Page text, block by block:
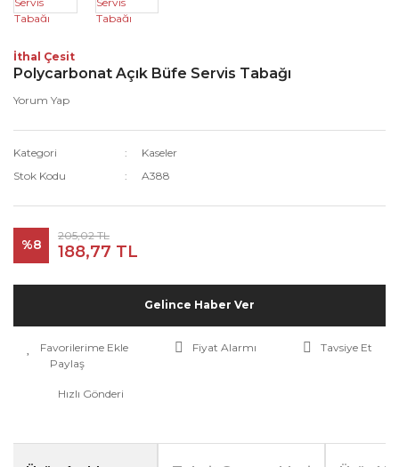
İthal Çesit
Polycarbonat Açık Büfe Servis Tabağı
Yorum Yap
Kategori
Kaseler
Stok Kodu
A388
%8
205,02 TL
188,77 TL
Gelince Haber Ver
Fiyat Alarmı
Tavsiye Et
Paylaş
Hızlı Gönderi